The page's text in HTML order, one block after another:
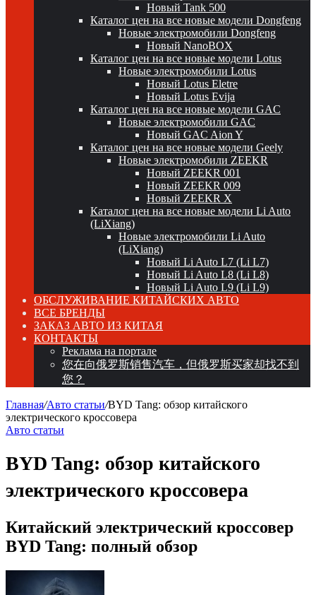
Новый Tank 500
Каталог цен на все новые модели Dongfeng
Новые электромобили Dongfeng
Новый NanoBOX
Каталог цен на все новые модели Lotus
Новые электромобили Lotus
Новый Lotus Eletre
Новый Lotus Evija
Каталог цен на все новые модели GAC
Новые электромобили GAC
Новый GAC Aion Y
Каталог цен на все новые модели Geely
Новые электромобили ZEEKR
Новый ZEEKR 001
Новый ZEEKR 009
Новый ZEEKR X
Каталог цен на все новые модели Li Auto
(LiXiang)
Новые электромобили Li Auto
(LiXiang)
Новый Li Auto L7 (Li L7)
Новый Li Auto L8 (Li L8)
Новый Li Auto L9 (Li L9)
ОБСЛУЖИВАНИЕ КИТАЙСКИХ АВТО
ВСЕ БРЕНДЫ
ЗАКАЗ АВТО ИЗ КИТАЯ
КОНТАКТЫ
Реклама на портале
您在向俄罗斯销售汽车，但俄罗斯买家却找不到
您？
Главная/Авто статьи/BYD Tang: обзор китайского
электрического кроссовера
Авто статьи
BYD Tang: обзор китайского
электрического кроссовера
Китайский электрический кроссовер
BYD Tang: полный обзор